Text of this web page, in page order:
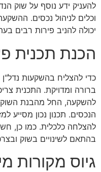
להעניק ידע נוסף על שוק
וכלים לניהול נכסים.
יכולה להניב פירות רבים
הכנת תכנית
כדי להצליח בהשקעות
ברורה ומדויקת. התכנית
להשקעה, החל מהבנת השוק
הנכסים. תכנון נכון מסייע
להצלחה כלכלית. כמו כן,
בהתאם לשינויים בשוק
גיוס מקורות